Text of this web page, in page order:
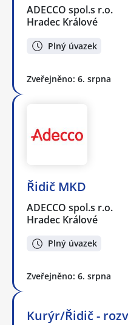
ADECCO spol.s r.o.
Hradec Králové
Plný úvazek
Zveřejněno: 6. srpna
Řidič MKD
ADECCO spol.s r.o.
Hradec Králové
Plný úvazek
Zveřejněno: 6. srpna
Kurýr/Řidič -